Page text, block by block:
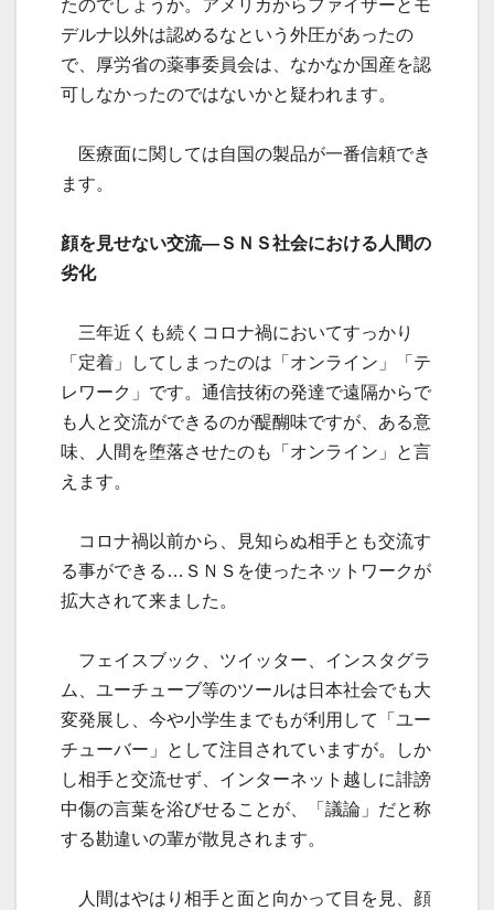
たのでしょうか。アメリカからファイザーとモ
デルナ以外は認めるなという外圧があったの
で、厚労省の薬事委員会は、なかなか国産を認
可しなかったのではないかと疑われます。
医療面に関しては自国の製品が一番信頼でき
ます。
顔を見せない交流—ＳＮＳ社会における人間の
劣化
三年近くも続くコロナ禍においてすっかり
「定着」してしまったのは「オンライン」「テ
レワーク」です。通信技術の発達で遠隔からで
も人と交流ができるのが醍醐味ですが、ある意
味、人間を堕落させたのも「オンライン」と言
えます。
コロナ禍以前から、見知らぬ相手とも交流す
る事ができる…ＳＮＳを使ったネットワークが
拡大されて来ました。
フェイスブック、ツイッター、インスタグラ
ム、ユーチューブ等のツールは日本社会でも大
変発展し、今や小学生までもが利用して「ユー
チューバー」として注目されていますが。しか
し相手と交流せず、インターネット越しに誹謗
中傷の言葉を浴びせることが、「議論」だと称
する勘違いの輩が散見されます。
人間はやはり相手と面と向かって目を見、顔